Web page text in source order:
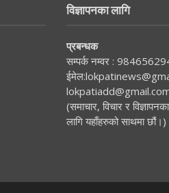
विज्ञापनका लागि
प्रबन्धक
सम्पर्क नम्वर :
ईमेल:
(समाचार, विचार र विज्ञापनका
लागि यहाँहरुको साथमा छौं।)